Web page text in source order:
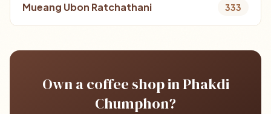
Mueang Ubon Ratchathani 333
Own a coffee shop in Phakdi
Chumphon?